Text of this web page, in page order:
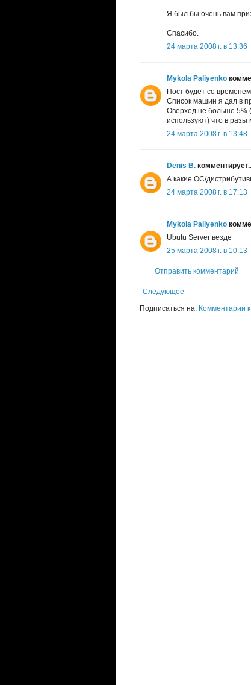
Я был бы очень вам
Спасибо.
24 марта 2008 г. в 13:36
Mykola Paliyenko
Пост будет со
Список машин я дал в
Оверхед не больше 5%
используют) что в разы
24 марта 2008 г. в 13:48
Denis B.
А какие ОС/
24 марта 2008 г. в 17:13
Mykola Paliyenko
Ubutu Server везде
25 марта 2008 г. в 10:13
Отправить комментарий
Следующее
Подписаться на: Комментарии